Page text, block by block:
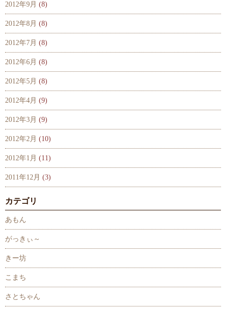
2012年9月 (8)
2012年8月 (8)
2012年7月 (8)
2012年6月 (8)
2012年5月 (8)
2012年4月 (9)
2012年3月 (9)
2012年2月 (10)
2012年1月 (11)
2011年12月 (3)
カテゴリ
あもん
がっきぃ～
きー坊
こまち
さとちゃん